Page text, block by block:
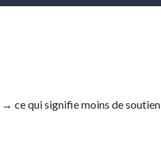
ce qui signifie moins de soutien